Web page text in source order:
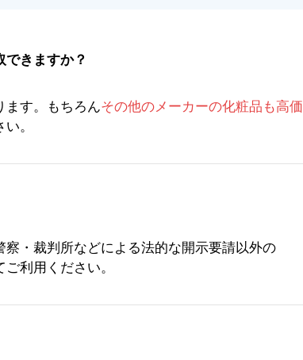
きますか？
ます。もちろんその他のメーカーの化粧品も高価
。
察・裁判所などによる法的な開示要請以外の
利用ください。